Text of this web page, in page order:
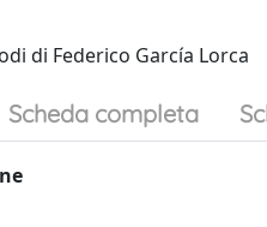
di Federico García Lorca
Scheda completa